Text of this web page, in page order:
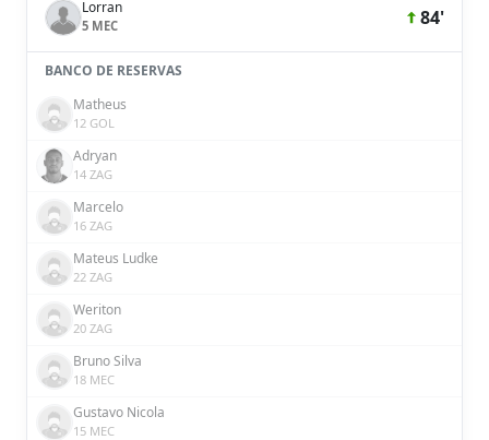
Lorran
5 MEC 84'
BANCO DE RESERVAS
Matheus
12 GOL
Adryan
14 ZAG
Marcelo
16 ZAG
Mateus Ludke
22 ZAG
Weriton
20 ZAG
Bruno Silva
18 MEC
Gustavo Nicola
15 MEC